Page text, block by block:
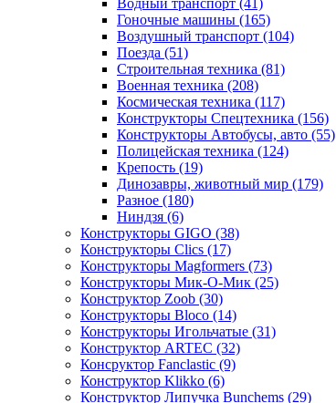
Водный транспорт (41)
Гоночные машины (165)
Воздушный транспорт (104)
Поезда (51)
Строительная техника (81)
Военная техника (208)
Космическая техника (117)
Конструкторы Спецтехника (156)
Конструкторы Автобусы, авто (55)
Полицейская техника (124)
Крепость (19)
Динозавры, животный мир (179)
Разное (180)
Ниндзя (6)
Конструкторы GIGO (38)
Конструкторы Clics (17)
Конструкторы Magformers (73)
Конструкторы Мик-О-Мик (25)
Конструктор Zoob (30)
Конструкторы Bloco (14)
Конструкторы Игольчатые (31)
Конструктор ARTEC (32)
Консруктор Fanclastic (9)
Конструктор Klikko (6)
Конструктор Липучка Bunchems (29)